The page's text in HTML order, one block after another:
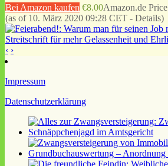
Bei Amazon kaufen €8.00Amazon.de Price
(as of 10. März 2020 09:28 CET - Details)
‹ ›
Impressum
Datenschutzerklärung